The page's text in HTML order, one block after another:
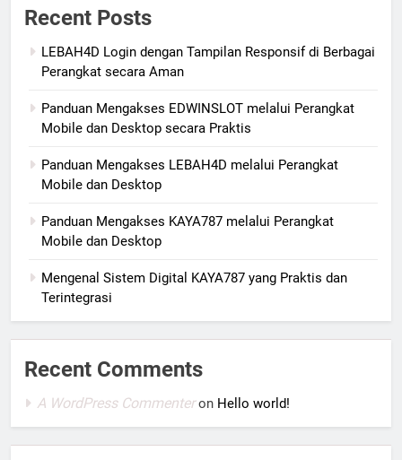
Recent Posts
LEBAH4D Login dengan Tampilan Responsif di Berbagai
Perangkat secara Aman
Panduan Mengakses EDWINSLOT melalui Perangkat
Mobile dan Desktop secara Praktis
Panduan Mengakses LEBAH4D melalui Perangkat
Mobile dan Desktop
Panduan Mengakses KAYA787 melalui Perangkat
Mobile dan Desktop
Mengenal Sistem Digital KAYA787 yang Praktis dan
Terintegrasi
Recent Comments
A WordPress Commenteron Hello world!